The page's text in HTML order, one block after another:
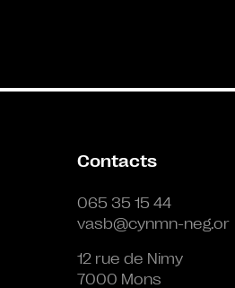
Contacts
065 35 15 44
vasb@cynmn-neg.or
12 rue de Nimy
7000 Mons